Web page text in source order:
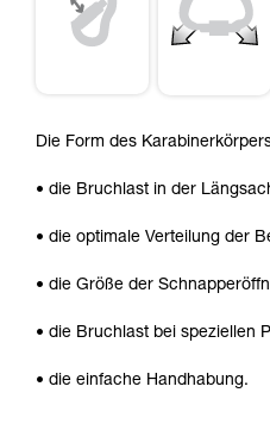
Die Form des
• die Bruchlast in der
• die optimale Verteilung der
• die Größe der
• die Bruchlast bei speziellen
• die einfache Handhabung.